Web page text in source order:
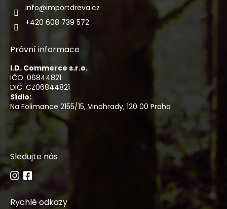
info@importdreva.cz
+420 608 739 572
Právní informace
I.D. Commerce s.r.o.
IČO: 06844821
DIČ: CZ06844821
Sídlo:
Na Folimance 2155/15, Vinohrady, 120 00 Praha
Sledujte nás
Rychlé odkazy